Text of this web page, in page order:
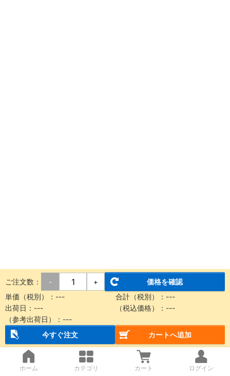
ご注文数： - +
価格を確認
単価（税別）： --- 合計（税別）： ---
出荷日： --- （税込価格）： ---
（参考出荷日）： ---
今すぐ注文
カートへ追加
ホーム カテゴリ カート ログイン